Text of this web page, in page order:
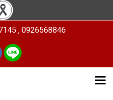
, 0926568846